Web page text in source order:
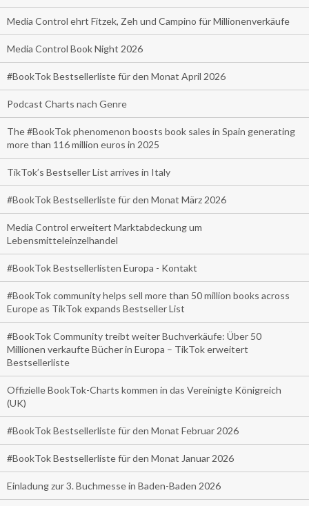
Media Control ehrt Fitzek, Zeh und Campino für Millionenverkäufe
Media Control Book Night 2026
#BookTok Bestsellerliste für den Monat April 2026
Podcast Charts nach Genre
The #BookTok phenomenon boosts book sales in Spain generating
more than 116 million euros in 2025
TikTok’s Bestseller List arrives in Italy
#BookTok Bestsellerliste für den Monat März 2026
Media Control erweitert Marktabdeckung um
Lebensmitteleinzelhandel
#BookTok Bestsellerlisten Europa - Kontakt
#BookTok community helps sell more than 50 million books across
Europe as TikTok expands Bestseller List
#BookTok Community treibt weiter Buchverkäufe: Über 50
Millionen verkaufte Bücher in Europa – TikTok erweitert
Bestsellerliste
Offizielle BookTok-Charts kommen in das Vereinigte Königreich
(UK)
#BookTok Bestsellerliste für den Monat Februar 2026
#BookTok Bestsellerliste für den Monat Januar 2026
Einladung zur 3. Buchmesse in Baden-Baden 2026